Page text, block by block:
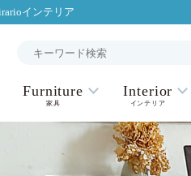
インテリア
Furniture
家具
Interior
インテリア